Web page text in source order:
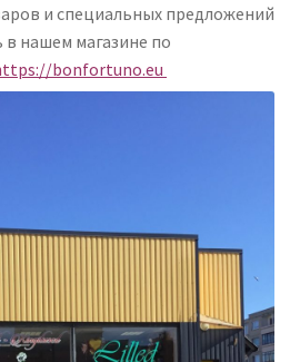
и специальных предложений
нашем магазине по
bonfortuno.eu